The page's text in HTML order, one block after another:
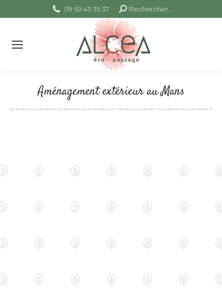
09 50 43 35 37 Search:
Rechercher..
Aménagement extérieur au Mans
Vous êtes ici :